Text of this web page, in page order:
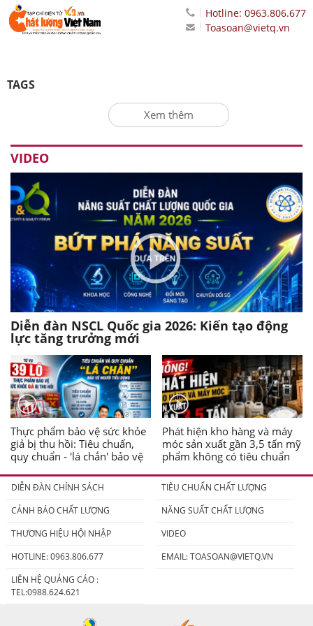
Hotline: 0963.806.677
Toasoan@vietq.vn
TAGS
Xem thêm
VIDEO
Diễn đàn NSCL Quốc gia 2026: Kiến tạo động
lực tăng trưởng mới
Thực phẩm bảo vệ sức khỏe
giả bị thu hồi: Tiêu chuẩn,
quy chuẩn - 'lá chắn' bảo vệ
Phát hiện kho hàng và máy
móc sản xuất gần 3,5 tấn mỹ
phẩm không có tiêu chuẩn
DIỄN ĐÀN CHÍNH SÁCH
TIÊU CHUẨN CHẤT LƯỢNG
CẢNH BÁO CHẤT LƯỢNG
NĂNG SUẤT CHẤT LƯỢNG
THƯƠNG HIỆU HỘI NHẬP
VIDEO
HOTLINE: 0963.806.677
EMAIL:TOASOAN@VIETQ.VN
LIÊN HỆ QUẢNG CÁO :
TEL:0988.624.621